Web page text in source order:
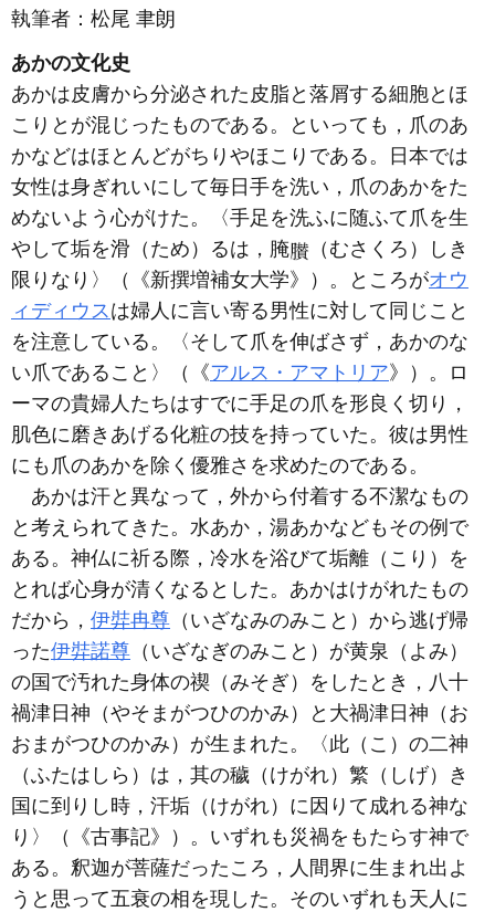
執筆者： 松尾 聿朗
あかの文化史
あかは皮膚から分泌された皮脂と落屑する細胞とほ
こりとが混じったものである。といっても，爪のあ
かなどはほとんどがちりやほこりである。日本では
女性は身ぎれいにして毎日手を洗い，爪のあかをた
めないよう心がけた。〈手足を洗ふに随ふて爪を生
やして垢を滑（ため）るは，腌
（むさくろ）しき
限りなり〉（《新撰増補女大学》）。ところがオウ
ィディウス は婦人に言い寄る男性に対して同じこと
を注意している。〈そして爪を伸ばさず，あかのな
い爪であること〉（《アルス・アマトリア》）。ロ
ーマの貴婦人たちはすでに手足の爪を形良く切り，
肌色に磨きあげる化粧の技を持っていた。彼は男性
にも爪のあかを除く優雅さを求めたのである。
あかは汗と異なって，外から付着する不潔なもの
と考えられてきた。水あか，湯あかなどもその例で
ある。神仏に祈る際，冷水を浴びて垢離（こり）を
とれば心身が清くなるとした。あかはけがれたもの
だから， 伊弉冉尊 （いざなみのみこと）から逃げ帰
った伊弉諾尊 （いざなぎのみこと）が黄泉（よみ）
の国で汚れた身体の禊（みそぎ）をしたとき，八十
禍津日神（やそまがつひのかみ）と大禍津日神（お
おまがつひのかみ）が生まれた。〈此（こ）の二神
（ふたはしら）は，其の穢（けがれ）繁（しげ）き
国に到りし時，汗垢（けがれ）に因りて成れる神な
り〉（《古事記》）。いずれも災禍をもたらす神で
ある。釈迦が菩薩だったころ，人間界に生まれ出よ
うと思って五衰の相を現した。そのいずれも天人に